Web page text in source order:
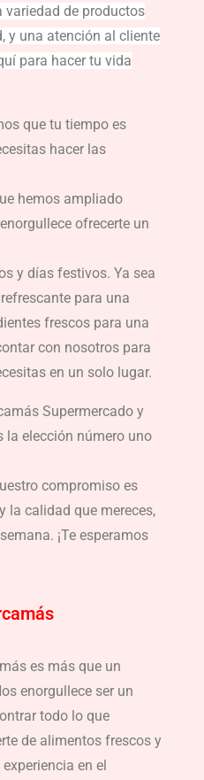
variedad de productos
y una atención al cliente
para hacer tu vida
que tu tiempo es
hacer las
hemos ampliado
ofrecerte un
y días festivos. Ya sea
para una
frescos para una
con nosotros para
en un solo lugar.
Supermercado y
la elección número uno
compromiso es
la calidad que mereces,
¡Te esperamos
es más que un
enorgullece ser un
todo lo que
de alimentos frescos y
en el